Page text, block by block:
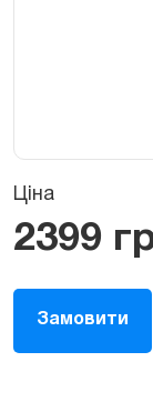
Ціна
2399
Замовити